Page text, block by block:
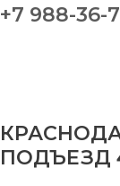
+7 988-36-
ПОДЪЕЗД